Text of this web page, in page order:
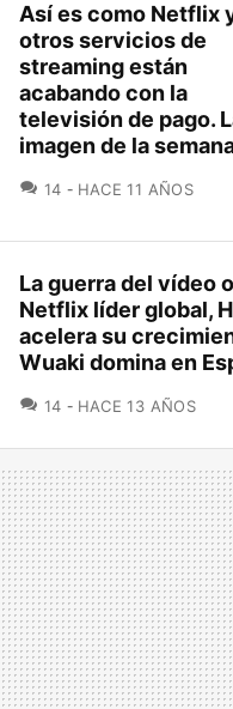
Así es como Netflix
otros servicios de
streaming están
acabando con la
televisión de pago.
imagen de la
14 COMENTARIOS
HACE 11 AÑOS
La guerra del vídeo
Netflix líder global,
acelera su
Wuaki domina en
14 COMENTARIOS
HACE 13 AÑOS